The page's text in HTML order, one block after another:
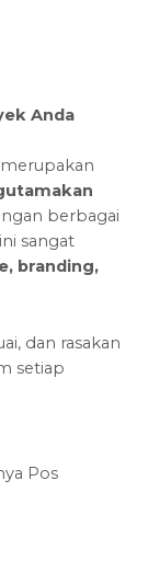
Anda
merupakan
berbagai
sangat
, branding,
dan rasakan
setiap
Pos